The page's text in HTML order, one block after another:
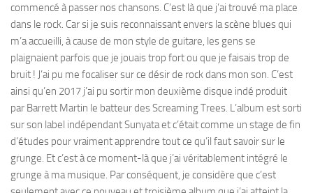
commencé à passer nos chansons. C’est là que j’ai trouvé ma place
dans le rock. Car si je suis reconnaissant envers la scène blues qui
m’a accueilli, à cause de mon style de guitare, les gens se
plaignaient parfois que je jouais trop fort ou que je faisais trop de
bruit ! J’ai pu me focaliser sur ce désir de rock dans mon son. C’est
ainsi qu’en 2017 j’ai pu sortir mon deuxième disque indé produit
par Barrett Martin le batteur des Screaming Trees. L’album est sorti
sur son label indépendant Sunyata et c’était comme un stage de fin
d’études pour vraiment apprendre tout ce qu’il faut savoir sur le
grunge. Et c’est à ce moment-là que j’ai véritablement intégré le
grunge à ma musique. Par conséquent, je considère que c’est